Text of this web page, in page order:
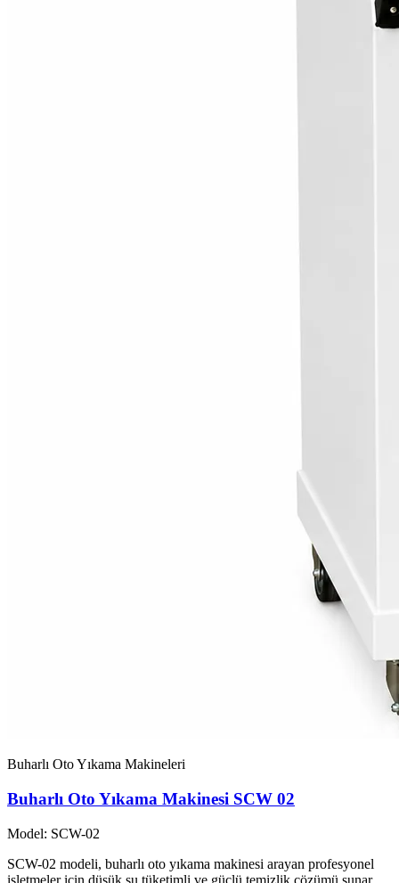
Buharlı Oto Yıkama Makineleri
Buharlı Oto Yıkama Makinesi SCW 02
Model: SCW-02
SCW-02 modeli, buharlı oto yıkama makinesi arayan profesyonel
işletmeler için düşük su tüketimli ve güçlü temizlik çözümü sunar.